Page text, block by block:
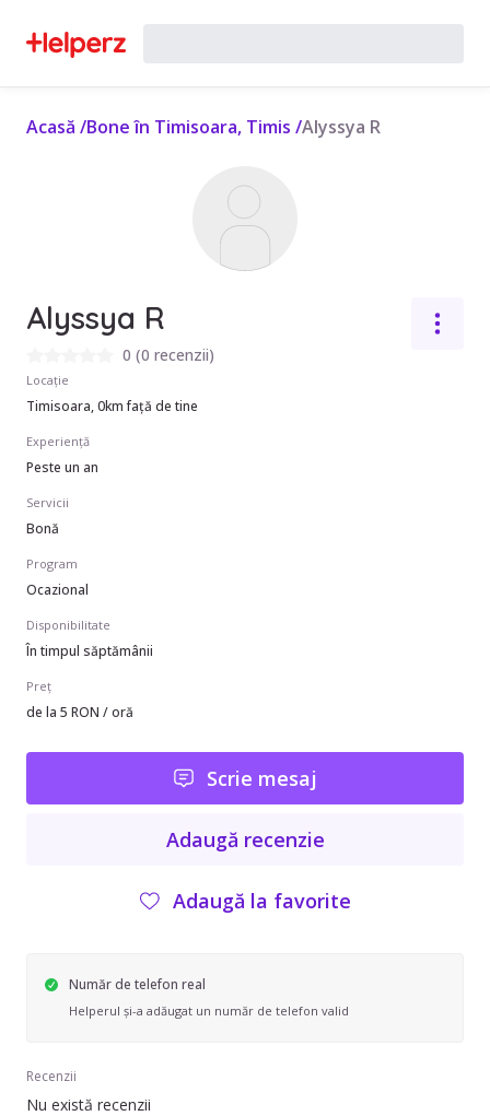
Acasă /Bone în Timisoara, Timis /Alyssya R
Alyssya R
0 (0 recenzii)
Locație
Timisoara, 0km față de tine
Experiență
Peste un an
Servicii
Bonă
Program
Ocazional
Disponibilitate
În timpul săptămânii
Preț
de la 5 RON / oră
Scrie mesaj
Adaugă recenzie
Adaugă la favorite
Număr de telefon real
Helperul și-a adăugat un număr de telefon valid
Recenzii
Nu există recenzii